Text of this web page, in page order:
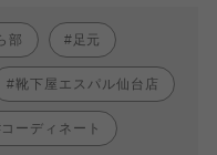
部 足元
靴下屋エスパル仙台店
コーディネート